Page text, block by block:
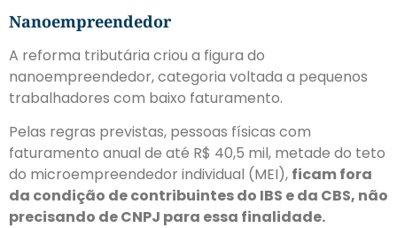
Nanoempreendedor
A reforma tributária criou a figura do
nanoempreendedor, categoria voltada a pequenos
trabalhadores com baixo faturamento.
Pelas regras previstas, pessoas físicas com
faturamento anual de até R$ 40,5 mil, metade do teto
do microempreendedor individual (MEI), ficam fora
da condição de contribuintes do IBS e da CBS, não
precisando de CNPJ para essa finalidade.